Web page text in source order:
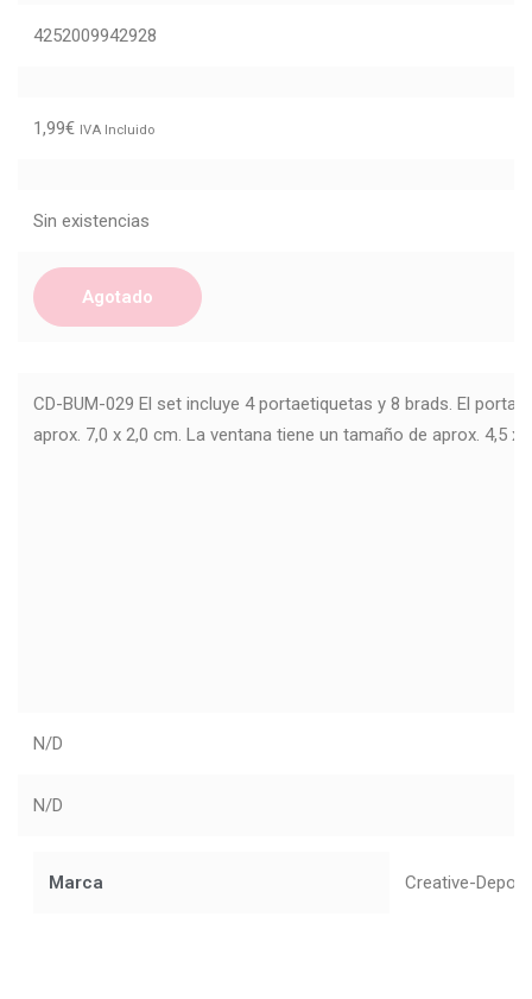
4252009942928
1,99€ IVA Incluido
Sin existencias
Agotado
CD-BUM-029 El set incluye 4 portaetiquetas y 8 brads. El
aprox. 7,0 x 2,0 cm. La ventana tiene un tamaño de aprox. 4,5 x
N/D
N/D
Marca Creative-Depot